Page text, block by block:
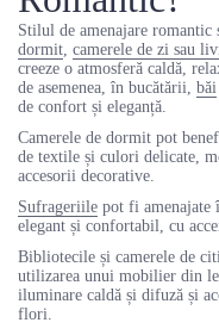
Stilul de amenajare romantic
dormit, camerele de zi sau
creeze o atmosferă caldă,
de asemenea, în bucătării, băi
de confort și eleganță.
Camerele de dormit pot
de textile și culori delicate,
accesorii decorative.
Sufrageriile pot fi
elegant și confortabil, cu
Bibliotecile și camerele de
utilizarea unui mobilier din
iluminare caldă și difuză și
flori.